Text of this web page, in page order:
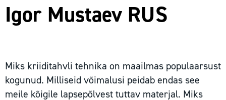
Igor Mustaev RUS
Miks kriiditahvli tehnika on maailmas populaarsust
kogunud. Milliseid võimalusi peidab endas see
meile kõigile lapsepõlvest tuttav materjal. Miks